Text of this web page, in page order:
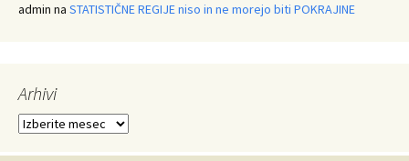
admin na STATISTIČNE REGIJE niso in ne morejo biti POKRAJINE
Arhivi
Arhivi